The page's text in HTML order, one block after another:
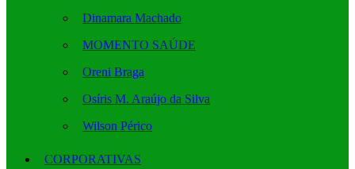
Dinamara Machado
MOMENTO SAÚDE
Oreni Braga
Osíris M. Araújo da Silva
Wilson Périco
CORPORATIVAS